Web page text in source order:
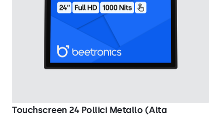
Touchscreen 24 Pollici Metallo (Alta